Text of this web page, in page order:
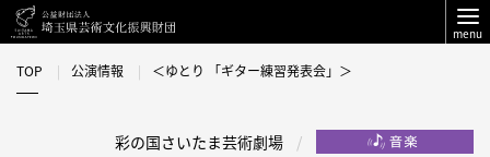
menu
TOP 公演情報 ＜ゆとり 「ギター練習発表会」＞
彩の国さいたま芸術劇場